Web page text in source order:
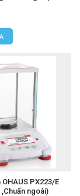
PX223/E
ngoài)